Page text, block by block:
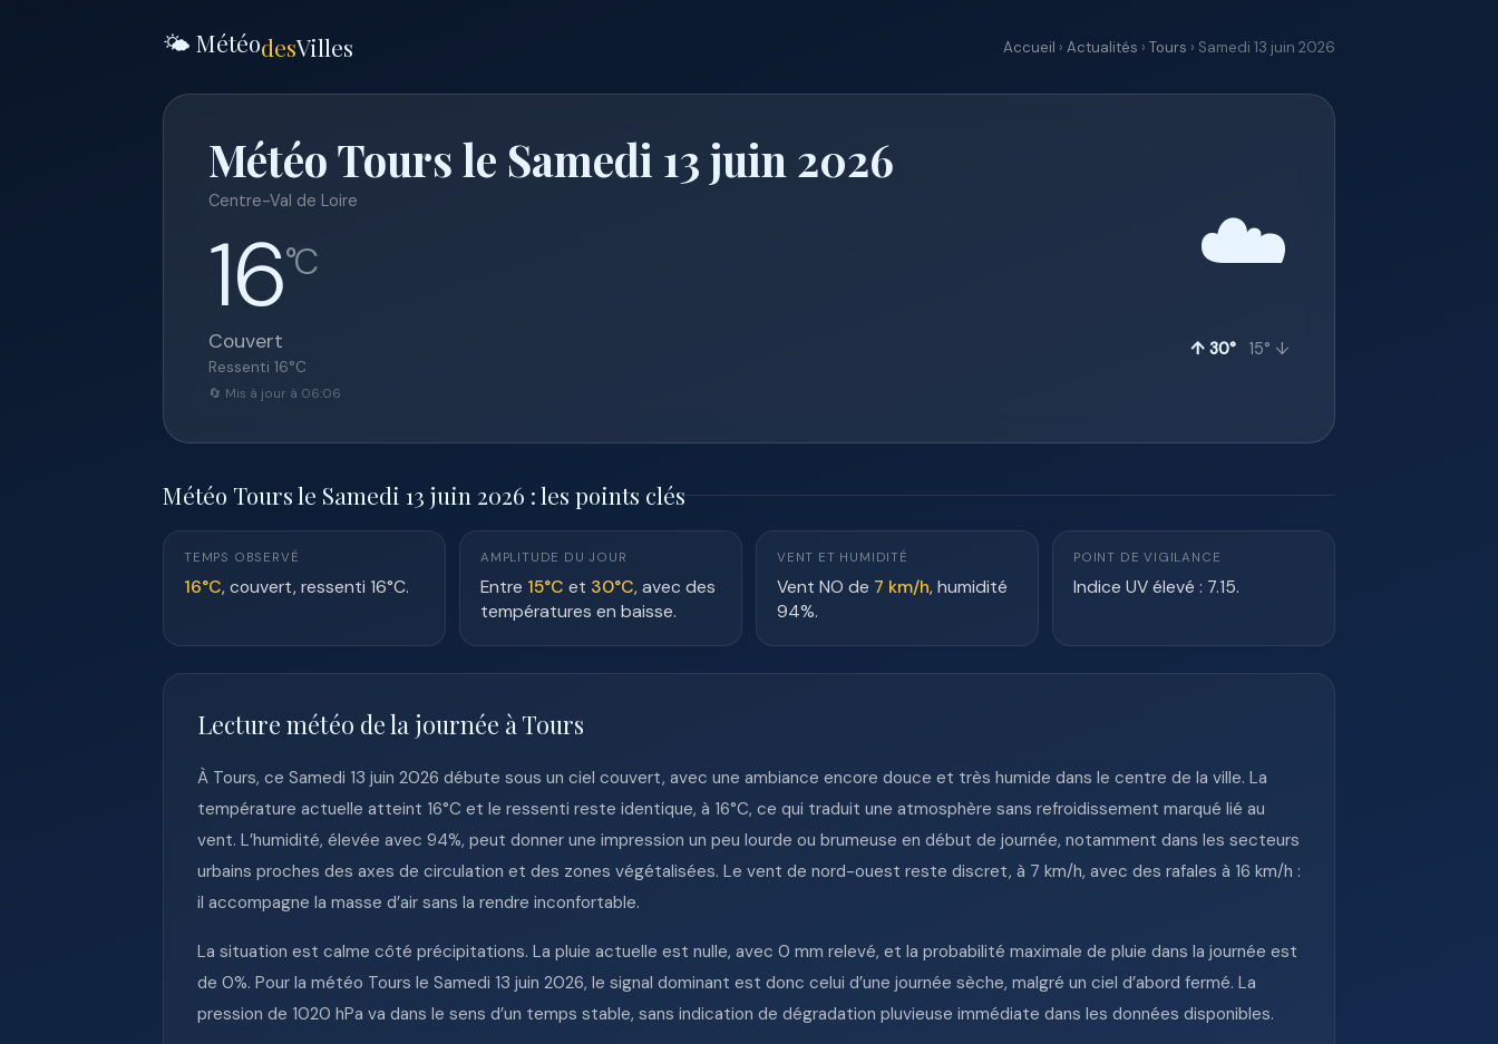
🌤️ MétéodesVilles Accueil › Actualités › Tours › Samedi 13 juin 2026
Météo Tours le Samedi 13 juin 2026
Centre-Val de Loire
16°C
Couvert
Ressenti 16°C
🔄 Mis à jour à 06:06
☁️
↑ 30° 15° ↓
Météo Tours le Samedi 13 juin 2026 : les points clés
TEMPS OBSERVÉ
16°C, couvert, ressenti 16°C.
AMPLITUDE DU JOUR
Entre 15°C et 30°C, avec des
températures en baisse.
VENT ET HUMIDITÉ
Vent NO de 7 km/h, humidité
94%.
POINT DE VIGILANCE
Indice UV élevé : 7.15.
Lecture météo de la journée à Tours
À Tours, ce Samedi 13 juin 2026 débute sous un ciel couvert, avec une ambiance encore douce et très humide dans le centre de la ville. La
température actuelle atteint 16°C et le ressenti reste identique, à 16°C, ce qui traduit une atmosphère sans refroidissement marqué lié au
vent. L’humidité, élevée avec 94%, peut donner une impression un peu lourde ou brumeuse en début de journée, notamment dans les secteurs
urbains proches des axes de circulation et des zones végétalisées. Le vent de nord-ouest reste discret, à 7 km/h, avec des rafales à 16 km/h :
il accompagne la masse d’air sans la rendre inconfortable.
La situation est calme côté précipitations. La pluie actuelle est nulle, avec 0 mm relevé, et la probabilité maximale de pluie dans la journée est
de 0%. Pour la météo Tours le Samedi 13 juin 2026, le signal dominant est donc celui d’une journée sèche, malgré un ciel d’abord fermé. La
pression de 1020 hPa va dans le sens d’un temps stable, sans indication de dégradation pluvieuse immédiate dans les données disponibles.